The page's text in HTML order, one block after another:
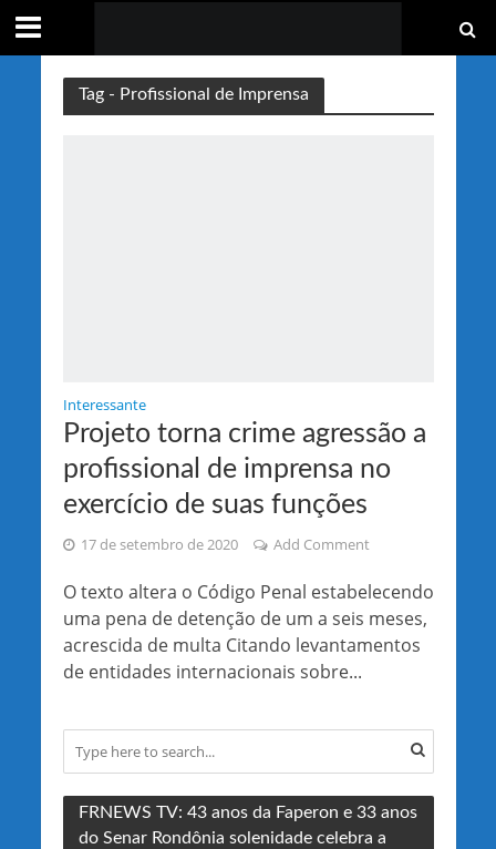
Tag - Profissional de Imprensa
Interessante
Projeto torna crime agressão a
profissional de imprensa no
exercício de suas funções
17 de setembro de 2020 Add Comment
O texto altera o Código Penal estabelecendo
uma pena de detenção de um a seis meses,
acrescida de multa Citando levantamentos
de entidades internacionais sobre...
FRNEWS TV: 43 anos da Faperon e 33 anos
do Senar Rondônia solenidade celebra a